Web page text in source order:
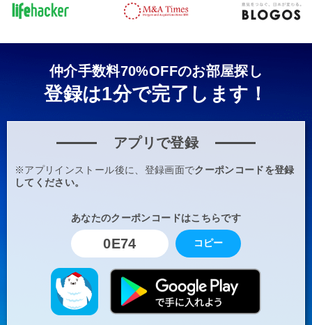
仲介手数料70%OFFのお部屋探し
登録は1分で完了します！
アプリで登録
※アプリインストール後に、登録画面でクーポンコードを登録
してください。
あなたのクーポンコードはこちらです
0E74 コピー